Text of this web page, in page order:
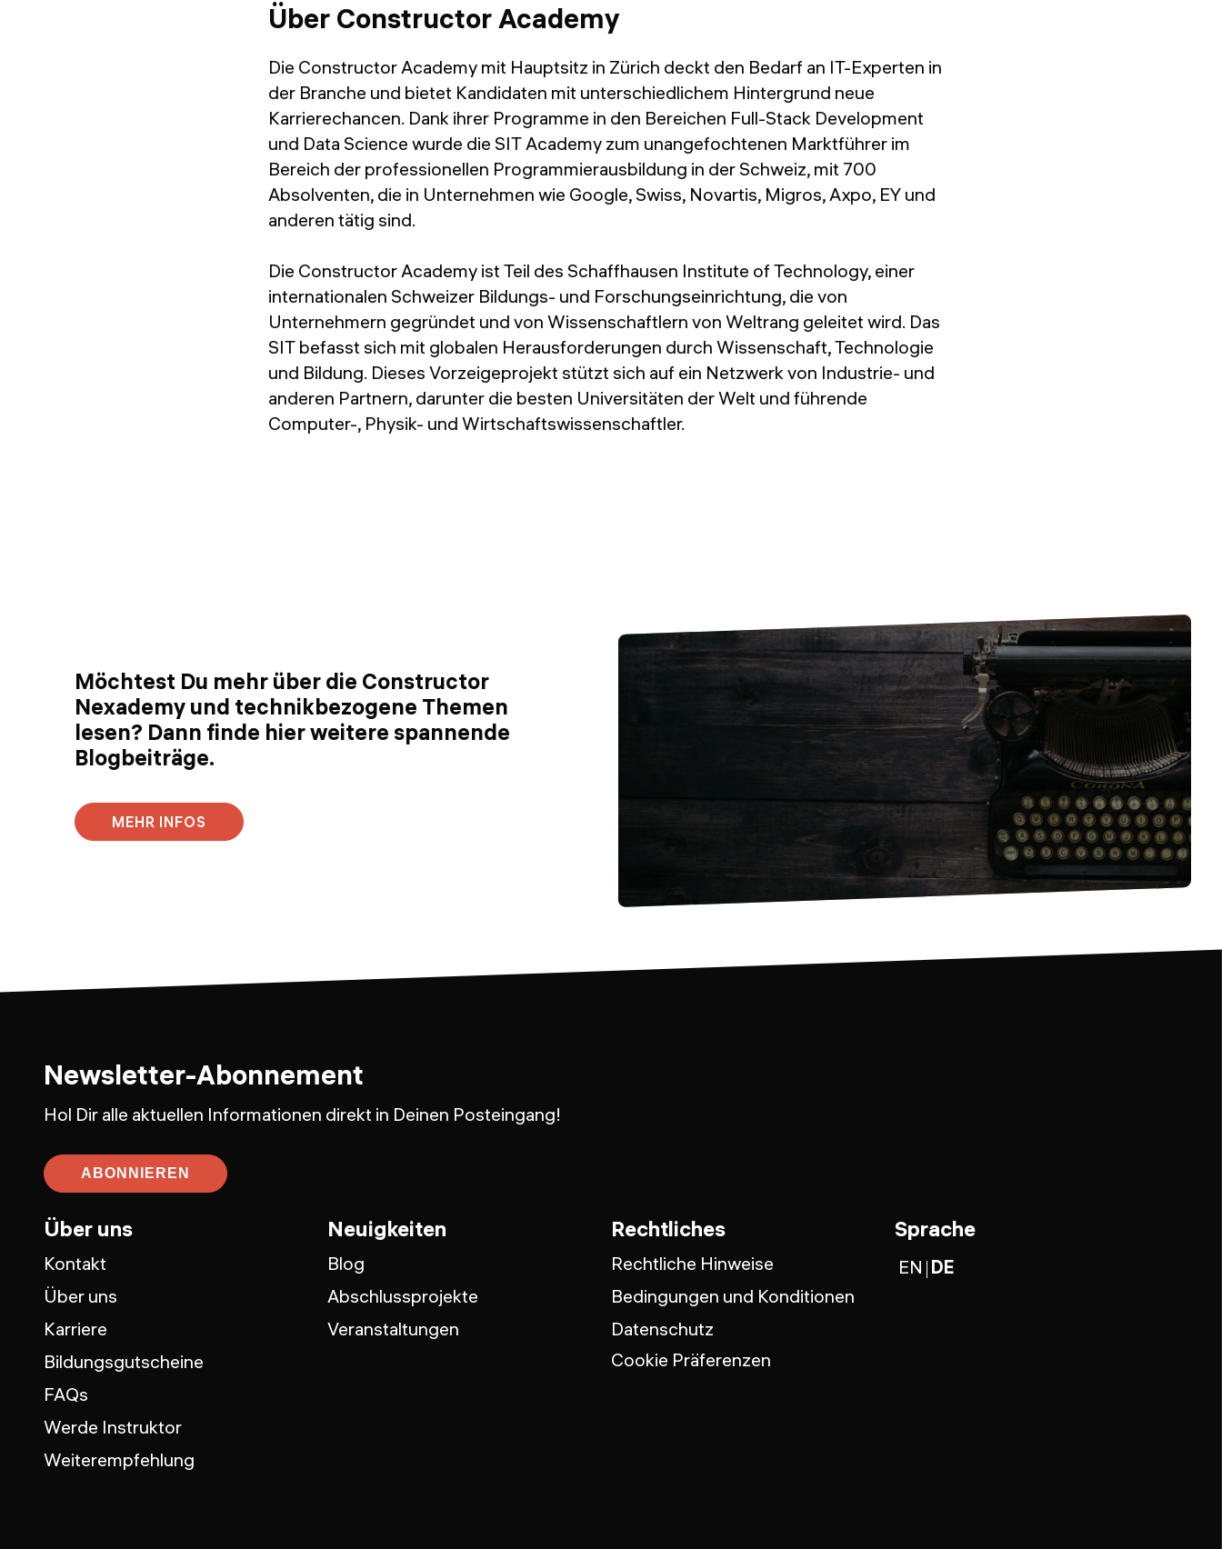
Über Constructor Academy
Die Constructor Academy mit Hauptsitz in Zürich deckt den Bedarf an IT-Experten in
der Branche und bietet Kandidaten mit unterschiedlichem Hintergrund neue
Karrierechancen. Dank ihrer Programme in den Bereichen Full-Stack Development
und Data Science wurde die SIT Academy zum unangefochtenen Marktführer im
Bereich der professionellen Programmierausbildung in der Schweiz, mit 700
Absolventen, die in Unternehmen wie Google, Swiss, Novartis, Migros, Axpo, EY und
anderen tätig sind.
Die Constructor Academy ist Teil des Schaffhausen Institute of Technology, einer
internationalen Schweizer Bildungs- und Forschungseinrichtung, die von
Unternehmern gegründet und von Wissenschaftlern von Weltrang geleitet wird. Das
SIT befasst sich mit globalen Herausforderungen durch Wissenschaft, Technologie
und Bildung. Dieses Vorzeigeprojekt stützt sich auf ein Netzwerk von Industrie- und
anderen Partnern, darunter die besten Universitäten der Welt und führende
Computer-, Physik- und Wirtschaftswissenschaftler.
Möchtest Du mehr über die Constructor
Nexademy und technikbezogene Themen
lesen? Dann finde hier weitere spannende
Blogbeiträge.
MEHR INFOS
Newsletter-Abonnement
Hol Dir alle aktuellen Informationen direkt in Deinen Posteingang!
ABONNIEREN
Über uns
Kontakt
Über uns
Karriere
Bildungsgutscheine
FAQs
Werde Instruktor
Weiterempfehlung
Neuigkeiten
Blog
Abschlussprojekte
Veranstaltungen
Rechtliches
Rechtliche Hinweise
Bedingungen und Konditionen
Datenschutz
Cookie Präferenzen
Sprache
EN DE